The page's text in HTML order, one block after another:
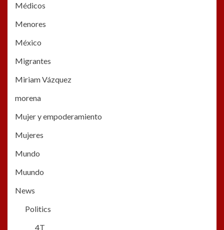
Médicos
Menores
México
Migrantes
Miriam Vázquez
morena
Mujer y empoderamiento
Mujeres
Mundo
Muundo
News
Politics
4T